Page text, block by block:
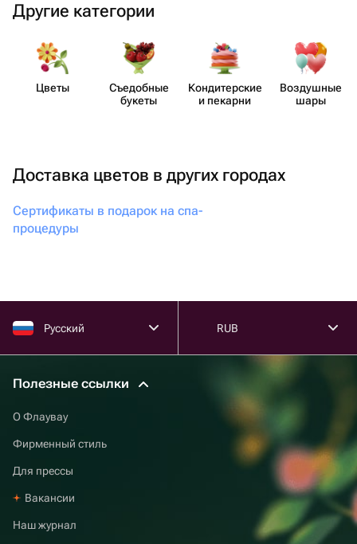
Другие категории
Цветы
Съедобные
букеты
Кондит​ерские
и пекарни
Воздушные
шары
Доставка цветов в других городах
Сертификаты в подарок на спа-
процедуры
Русский RUB
Полезные ссылки
О Флаувау
Фирменный стиль
Для прессы
Вакансии
Наш журнал